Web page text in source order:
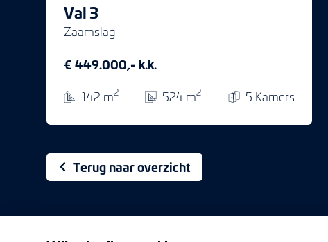
Val 3
Zaamslag
€ 449.000,- k.k.
142 m2 524 m2 5 Kamers
Terug naar overzicht